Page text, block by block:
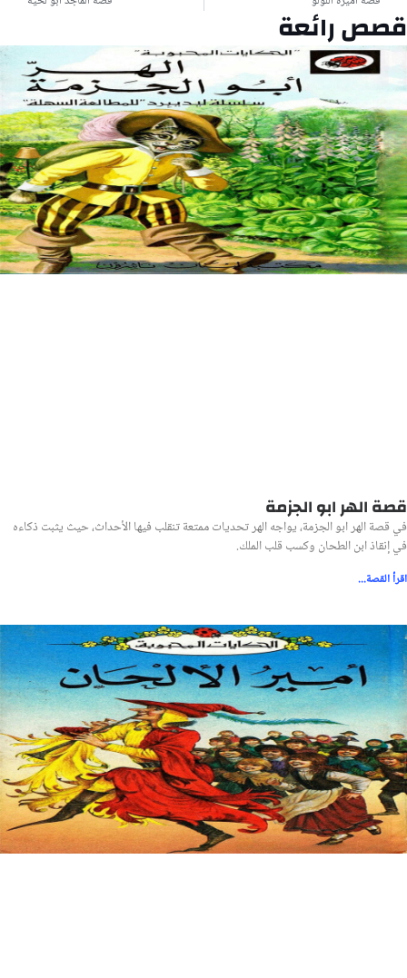
قصص رائعة
قصة الهر ابو الجزمة
في قصة الهر ابو الجزمة، يواجه الهر تحديات ممتعة تنقلب فيها الأحداث، حيث يثبت ذكاءه
في إنقاذ ابن الطحان وكسب قلب الملك.
اقرأ القصة...